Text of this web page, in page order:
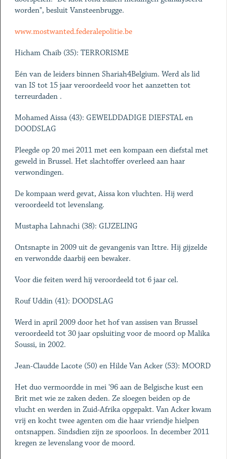
worden", besluit Vansteenbrugge.
www.mostwanted.federalepolitie.be
Hicham Chaib (35): TERRORISME
Eén van de leiders binnen Shariah4Belgium. Werd als lid
van IS tot 15 jaar veroordeeld voor het aanzetten tot
terreurdaden .
Mohamed Aissa (43): GEWELDDADIGE DIEFSTAL en
DOODSLAG
Pleegde op 20 mei 2011 met een kompaan een diefstal met
geweld in Brussel. Het slachtoffer overleed aan haar
verwondingen.
De kompaan werd gevat, Aissa kon vluchten. Hij werd
veroordeeld tot levenslang.
Mustapha Lahnachi (38): GIJZELING
Ontsnapte in 2009 uit de gevangenis van Ittre. Hij gijzelde
en verwondde daarbij een bewaker.
Voor die feiten werd hij veroordeeld tot 6 jaar cel.
Rouf Uddin (41): DOODSLAG
Werd in april 2009 door het hof van assisen van Brussel
veroordeeld tot 30 jaar opsluiting voor de moord op Malika
Soussi, in 2002.
Jean-Claudde Lacote (50) en Hilde Van Acker (53): MOORD
Het duo vermoordde in mei '96 aan de Belgische kust een
Brit met wie ze zaken deden. Ze sloegen beiden op de
vlucht en werden in Zuid-Afrika opgepakt. Van Acker kwam
vrij en kocht twee agenten om die haar vriendje hielpen
ontsnappen. Sindsdien zijn ze spoorloos. In december 2011
kregen ze levenslang voor de moord.